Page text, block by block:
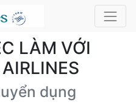
LÀM VỚI
dụng